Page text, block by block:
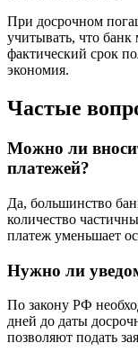
При досрочном
учитывать, что банк
фактический срок
экономия.
Частые
Можно ли
платежей?
Да, большинство
количество
платеж уменьшает
Нужно ли
По закону РФ
дней до даты
позволяют подать